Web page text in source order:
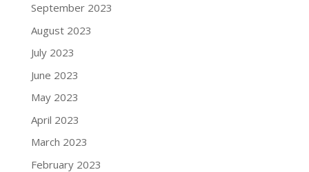
September 2023
August 2023
July 2023
June 2023
May 2023
April 2023
March 2023
February 2023